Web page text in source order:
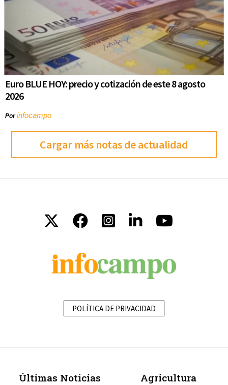
Euro BLUE HOY: precio y cotización de este 8 agosto
2026
Porinfocampo
Cargar más notas de actualidad
POLÍTICA DE PRIVACIDAD
Últimas Noticias
Agricultura